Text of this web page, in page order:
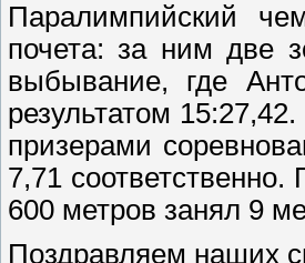
Паралимпийский
почета: за ним две
выбывание, где
результатом
призерами
7,71 соответственно.
600 метров занял 9
Поздравляем наших